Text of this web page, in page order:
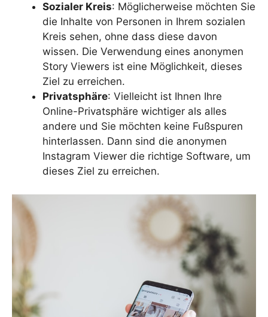
Sozialer Kreis: Möglicherweise möchten Sie
die Inhalte von Personen in Ihrem sozialen
Kreis sehen, ohne dass diese davon
wissen. Die Verwendung eines anonymen
Story Viewers ist eine Möglichkeit, dieses
Ziel zu erreichen.
Privatsphäre: Vielleicht ist Ihnen Ihre
Online-Privatsphäre wichtiger als alles
andere und Sie möchten keine Fußspuren
hinterlassen. Dann sind die anonymen
Instagram Viewer die richtige Software, um
dieses Ziel zu erreichen.